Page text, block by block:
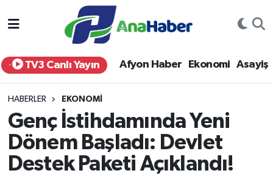
TV3 Canlı Yayın Afyon Haber Ekonomi Asayiş
HABERLER EKONOMI
Genç İstihdamında Yeni
Dönem Başladı: Devlet
Destek Paketi Açıklandı!
Yurt Haber
Afyon Haber
Ekonomi
Siyaset
Spor
Afyonkarahisar Nöbetçi Eczaneler
Afyonkarahisar Hava Durumu
Afyonkarahisar Namaz Vakitleri
Afyonkarahisar Trafik Yoğunluk Haritası
Süper Lig Puan Durumu ve Fikstür